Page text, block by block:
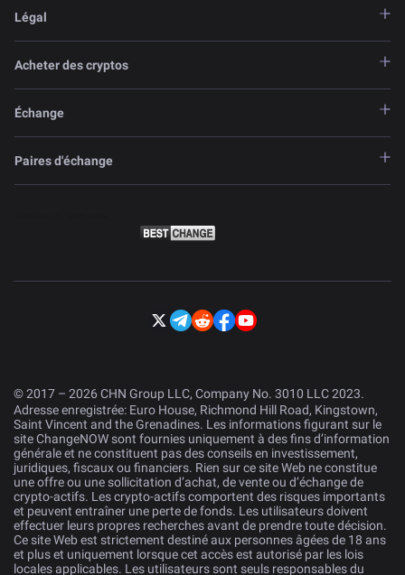
Légal
Acheter des cryptos
Échange
Paires d'échange
© 2017 – 2026 CHN Group LLC, Company No. 3010 LLC 2023.
Adresse enregistrée: Euro House, Richmond Hill Road, Kingstown,
Saint Vincent and the Grenadines. Les informations figurant sur le
site ChangeNOW sont fournies uniquement à des fins d’information
générale et ne constituent pas des conseils en investissement,
juridiques, fiscaux ou financiers. Rien sur ce site Web ne constitue
une offre ou une sollicitation d’achat, de vente ou d’échange de
crypto-actifs. Les crypto-actifs comportent des risques importants
et peuvent entraîner une perte de fonds. Les utilisateurs doivent
effectuer leurs propres recherches avant de prendre toute décision.
Ce site Web est strictement destiné aux personnes âgées de 18 ans
et plus et uniquement lorsque cet accès est autorisé par les lois
locales applicables. Les utilisateurs sont seuls responsables du